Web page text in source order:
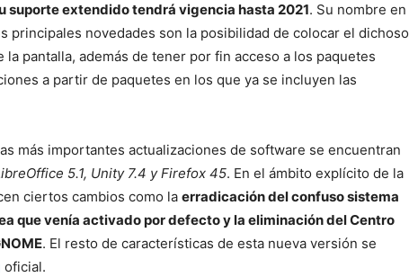
suporte extendido tendrá vigencia hasta 2021. Su nombre en
principales novedades son la posibilidad de colocar el dichoso
pantalla, además de tener por fin acceso a los paquetes
a partir de paquetes en los que ya se incluyen las
más importantes actualizaciones de software se encuentran
5.1, Unity 7.4 y Firefox 45. En el ámbito explícito de la
ciertos cambios como la erradicación del confuso sistema
que venía activado por defecto y la eliminación del Centro
. El resto de características de esta nueva versión se
oficial.